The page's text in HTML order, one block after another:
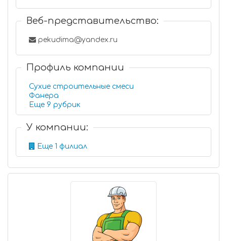
Веб-представительство:
pekudima@yandex.ru
Профиль компании
Сухие строительные смеси
Фанера
Еще 9 рубрик
У компании:
Еще 1 филиал